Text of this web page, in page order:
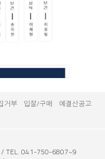
거부 입찰/구매
예결산공고
TEL. 041-750-6807~9